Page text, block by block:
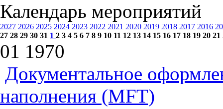
Календарь мероприятий
2027 2026 2025 2024 2023 2022 2021 2020 2019 2018 2017 2016
27 28 29 30 31 1 2 3 4 5 6 7 8 9 10 11 12 13 14 15 16 17 18 19 20 21
01 1970
Документальное
наполнения (MFT)